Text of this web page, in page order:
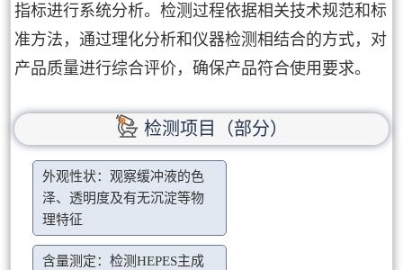
指标进行系统分析。检测过程依据相关技术规范和标
准方法，通过理化分析和仪器检测相结合的方式，对
产品质量进行综合评价，确保产品符合使用要求。
检测项目（部分）
外观性状：观察缓冲液的色
泽、透明度及有无沉淀等物
理特征
含量测定：检测HEPES主成